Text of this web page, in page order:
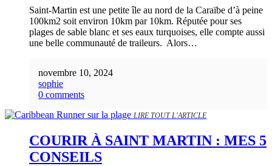
Saint-Martin est une petite île au nord de la Caraïbe d’à peine
100km2 soit environ 10km par 10km. Réputée pour ses
plages de sable blanc et ses eaux turquoises, elle compte aussi
une belle communauté de traileurs. Alors…
novembre 10, 2024
sophie
0 comments
LIRE TOUT L'ARTICLE
COURIR À SAINT MARTIN : MES 5
CONSEILS